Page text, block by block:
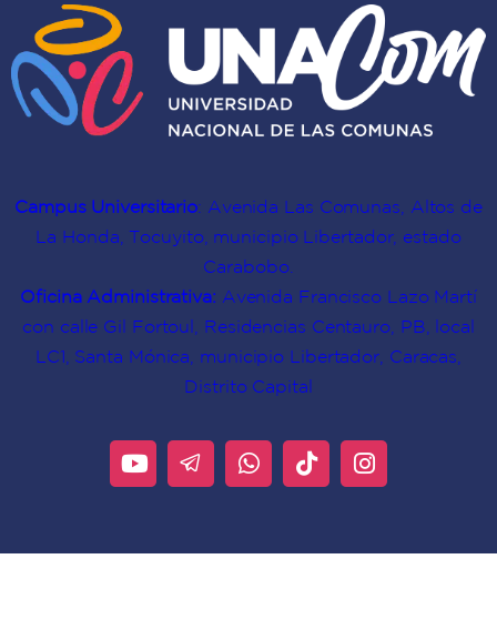
Campus Universitario: Avenida Las Comunas, Altos de
La Honda, Tocuyito, municipio Libertador, estado
Carabobo.
Oficina Administrativa: Avenida Francisco Lazo Martí
con calle Gil Fortoul, Residencias Centauro, PB, local
LC1, Santa Mónica, municipio Libertador, Caracas,
Distrito Capital